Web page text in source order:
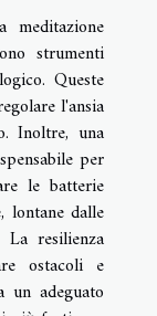
meditazione
strumenti
Queste
l'ansia
Inoltre, una
per
le batterie
lontane dalle
resilienza
ostacoli e
un adeguato